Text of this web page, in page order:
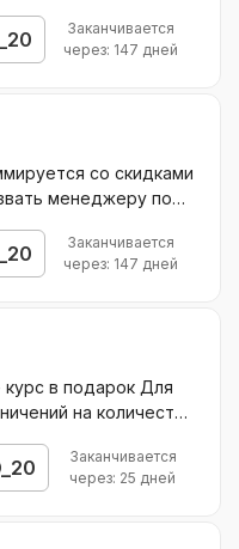
Заканчивается
через: 147 дней
со скидками
менеджеру по
Заканчивается
через: 147 дней
курс в подарок Для
на количество
скидки.
Заканчивается
через: 25 дней